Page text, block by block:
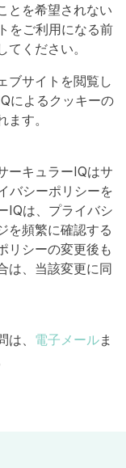
とを希望されない
をご利用になる前
ください。
ブサイトを閲覧し
によるクッキーの
す。
ーキュラーIQはサ
バシーポリシーを
IQは、プライバシ
を頻繁に確認する
リシーの変更後も
は、当該変更に同
、 電子メールま